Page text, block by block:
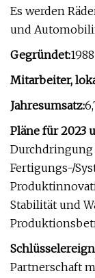
Es werden
und
Gegründet:1988
Mitarbeiter,
Jahresumsatz:
Pläne für 2023
Fertigungs-/
Stabilität und
Partnerschaft